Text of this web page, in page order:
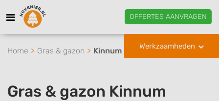
OFFERTES AANVRAGEN
Werkzaamheden
Home Gras & gazon Kinnum
Gras & gazon Kinnum